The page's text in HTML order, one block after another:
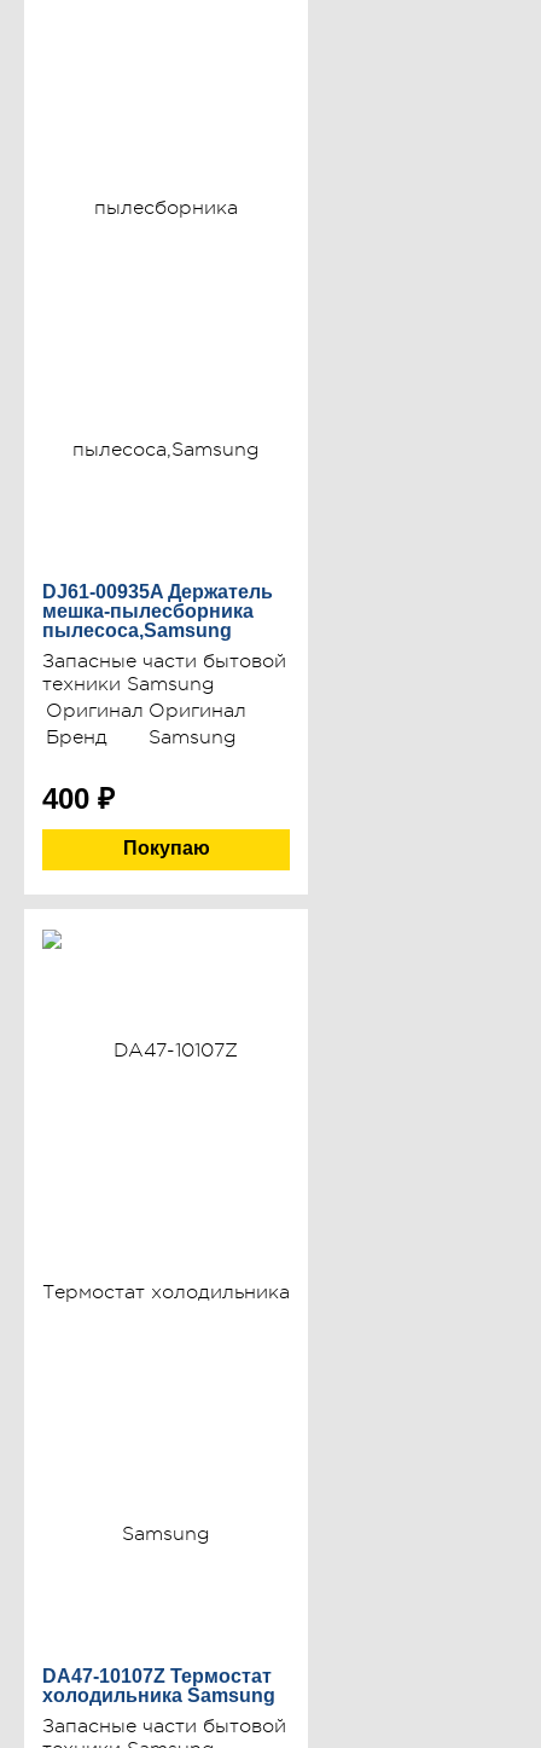
DJ61-00935A Держатель
мешка-пылесборника
пылесоса,Samsung
Запасные части бытовой
техники Samsung
Оригинал Оригинал
Бренд
Samsung
400 ₽
DA47-10107Z Термостат
холодильника Samsung
Запасные части бытовой